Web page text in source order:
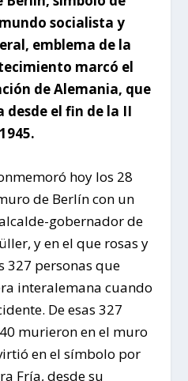
socialista y
emblema de la
marcó el
de Alemania, que
el fin de la II
hoy los 28
de Berlín con un
gobernador de
y en el que rosas y
327 personas que
interalemana cuando
De esas 327
murieron en el muro
en el símbolo por
Fría, desde su